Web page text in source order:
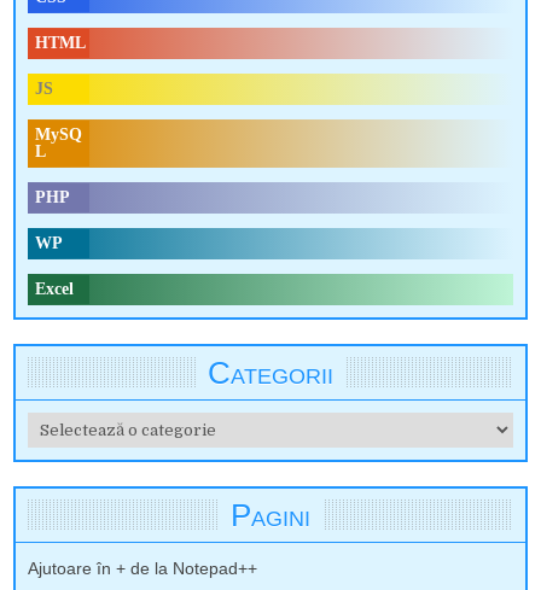
HTML
JS
MySQ
L
PHP
WP
Excel
Categorii
Categorii
Pagini
Ajutoare în + de la Notepad++